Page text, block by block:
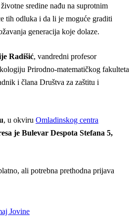
sredine nađu na suprotnim
tih odluka i da li je moguće graditi
generacija koje dolaze.
Radišić, vandredni profesor
Prirodno-matematičkog fakulteta
i člana Društva za zaštitu i
, u okviru Omladinskog centra
je Bulevar Despota Stefana 5,
ali potrebna prethodna prijava
Jovine